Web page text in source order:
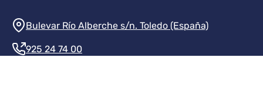
Información de la institución
Bulevar Río Alberche s/n. Toledo (España)
925 24 74 00